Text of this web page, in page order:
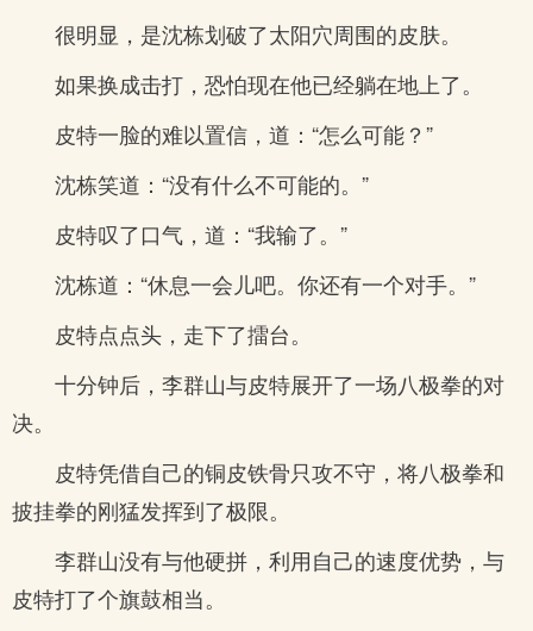
很明显，是沈栋划破了太阳穴周围的皮肤。
如果换成击打，恐怕现在他已经躺在地上了。
皮特一脸的难以置信，道：“怎么可能？”
沈栋笑道：“没有什么不可能的。”
皮特叹了口气，道：“我输了。”
沈栋道：“休息一会儿吧。你还有一个对手。”
皮特点点头，走下了擂台。
十分钟后，李群山与皮特展开了一场八极拳的对
决。
皮特凭借自己的铜皮铁骨只攻不守，将八极拳和
披挂拳的刚猛发挥到了极限。
李群山没有与他硬拼，利用自己的速度优势，与
皮特打了个旗鼓相当。